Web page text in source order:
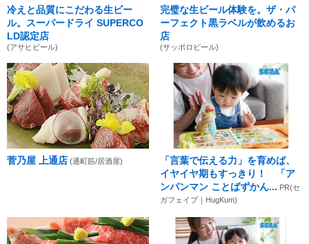
冷えと品質にこだわる生ビー
ル。スーパードライ SUPERCO
LD認定店
(アサヒビール)
完璧な生ビール体験を。ザ・パ
ーフェクト黒ラベルが飲めるお
店
(サッポロビール)
菅乃屋 上通店 (通町筋/居酒屋)
「言葉で伝える力」を育めば、
イヤイヤ期もすっきり！ 「ア
ンパンマン ことばずかん... PR(セ
ガフェイブ｜HugKum)